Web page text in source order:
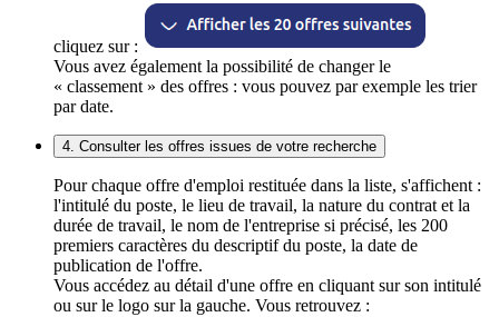
cliquez sur :
Vous avez également la possibilité de changer le
« classement » des offres : vous pouvez par exemple les trier
par date.
4. Consulter les offres issues de votre recherche
Pour chaque offre d'emploi restituée dans la liste, s'affichent :
l'intitulé du poste, le lieu de travail, la nature du contrat et la
durée de travail, le nom de l'entreprise si précisé, les 200
premiers caractères du descriptif du poste, la date de
publication de l'offre.
Vous accédez au détail d'une offre en cliquant sur son intitulé
ou sur le logo sur la gauche. Vous retrouvez :